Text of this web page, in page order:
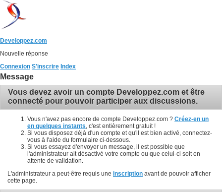
Developpez.com
Nouvelle réponse
Connexion S'inscrire Index
Message
Vous devez avoir un compte Developpez.com et être
connecté pour pouvoir participer aux discussions.
Vous n'avez pas encore de compte Developpez.com ? Créez-en un
en quelques instants , c'est entièrement gratuit !
Si vous disposez déjà d'un compte et qu'il est bien activé, connectez-
vous à l'aide du formulaire ci-dessous.
Si vous essayez d'envoyer un message, il est possible que
l'administrateur ait désactivé votre compte ou que celui-ci soit en
attente de validation.
L'administrateur a peut-être requis une inscription avant de pouvoir afficher
cette page.